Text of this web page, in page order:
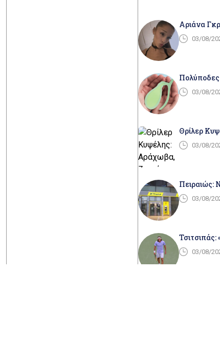
Αριάνα
03/08/
Πολύποδες
03/08/
Θρίλερ
03/08/
Πειραιώς:
03/08/
Τσιτσιπάς:
03/08/